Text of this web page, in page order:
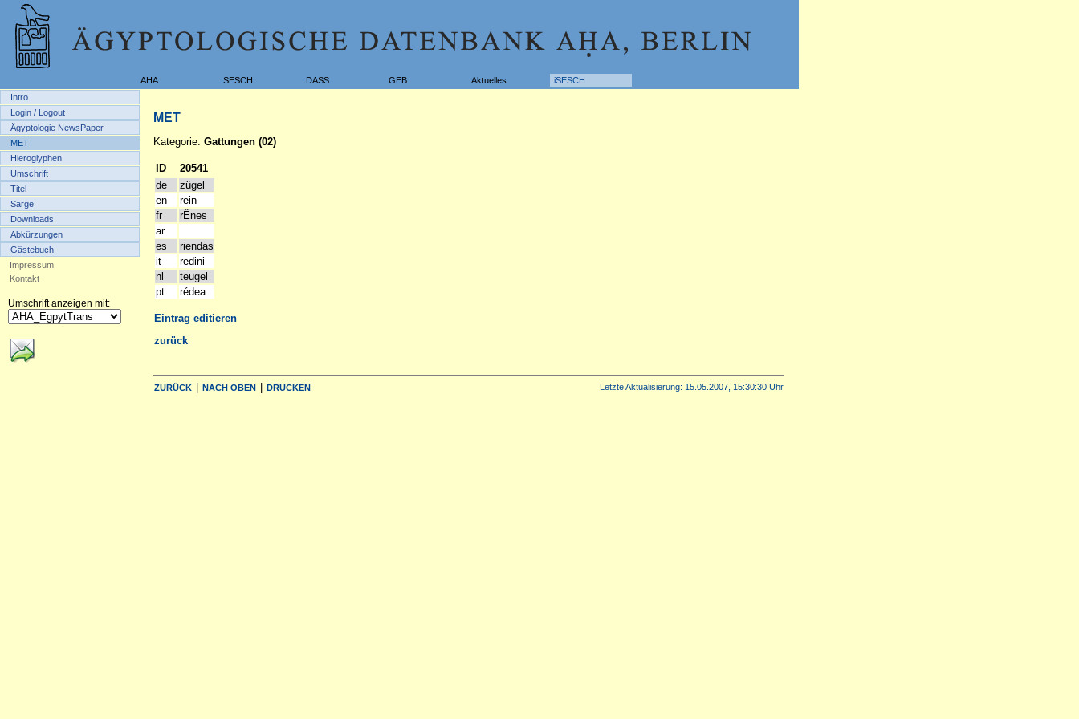
AHA SESCH DASS GEB Aktuelles
iSESCH
Intro
Login / Logout
Ägyptologie NewsPaper
MET
Hieroglyphen
Umschrift
Titel
Särge
Downloads
Abkürzungen
Gästebuch
Impressum
Kontakt
Umschrift anzeigen mit:
MET
Kategorie: Gattungen (02)
ID
20541
de
zügel
en
rein
fr
rÊnes
ar
es
riendas
it
redini
nl
teugel
pt
rédea
Eintrag editieren
zurück
ZURÜCK | NACH OBEN | DRUCKEN Letzte Aktualisierung: 15.05.2007, 15:30:30 Uhr